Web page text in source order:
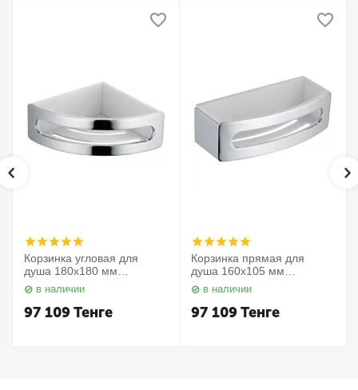
Корзинка угловая для
душа 180х180 мм
Elegance 11657010000
Keuco
в наличии
97 109Тенге
Корзинка прямая для
душа 160х105 мм
Elegance 11658010000
Keuco
в наличии
97 109Тенге